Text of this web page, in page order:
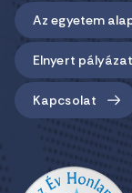
Az egyetem
Elnyert
Kapcsolat